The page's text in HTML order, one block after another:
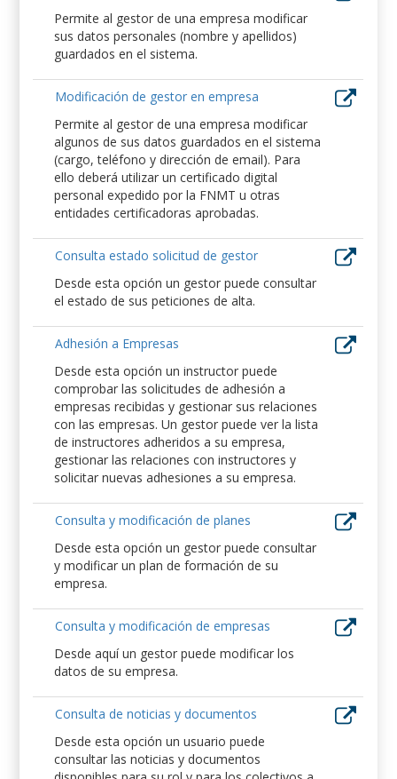
Permite al gestor de una empresa modificar
sus datos personales (nombre y apellidos)
guardados en el sistema.
Modificación de gestor en empresa
Permite al gestor de una empresa modificar
algunos de sus datos guardados en el sistema
(cargo, teléfono y dirección de email). Para
ello deberá utilizar un certificado digital
personal expedido por la FNMT u otras
entidades certificadoras aprobadas.
Consulta estado solicitud de gestor
Desde esta opción un gestor puede consultar
el estado de sus peticiones de alta.
Adhesión a Empresas
Desde esta opción un instructor puede
comprobar las solicitudes de adhesión a
empresas recibidas y gestionar sus relaciones
con las empresas. Un gestor puede ver la lista
de instructores adheridos a su empresa,
gestionar las relaciones con instructores y
solicitar nuevas adhesiones a su empresa.
Consulta y modificación de planes
Desde esta opción un gestor puede consultar
y modificar un plan de formación de su
empresa.
Consulta y modificación de empresas
Desde aquí un gestor puede modificar los
datos de su empresa.
Consulta de noticias y documentos
Desde esta opción un usuario puede
consultar las noticias y documentos